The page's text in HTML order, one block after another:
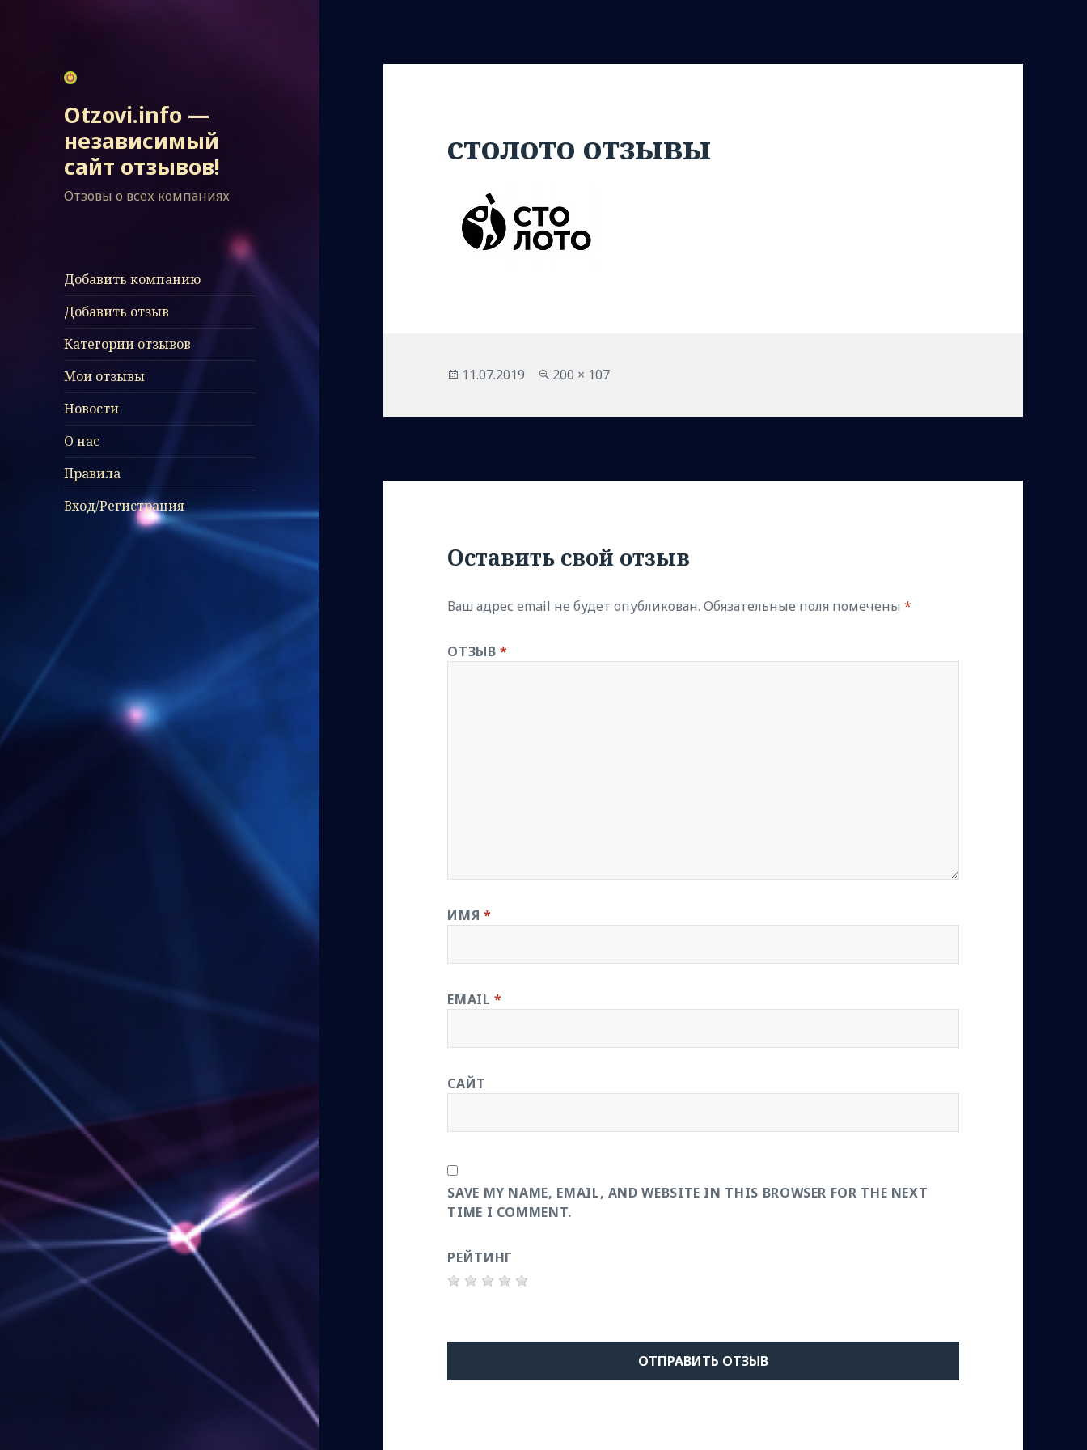
Otzovi.info —
независимый
сайт отзывов!
Отзовы о всех компаниях
Добавить компанию
Добавить отзыв
Категории отзывов
Мои отзывы
Новости
О нас
Правила
Вход/Регистрация
столото отзывы
Опубликовано
11.07.2019
Полный
200 × 107
Оставить свой отзыв
Ваш адрес email не будет опубликован. Обязательные поля помечены*
ОТЗЫВ*
ИМЯ *
EMAIL*
САЙТ
SAVE MY NAME, EMAIL, AND WEBSITE IN THIS BROWSER FOR THE NEXT
TIME I COMMENT.
РЕЙТИНГ